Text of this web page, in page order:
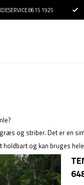
8615 1925
og striber. Det er en
og kan bruges